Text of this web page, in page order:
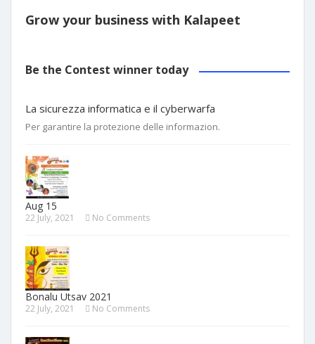
Grow your business with Kalapeet
Be the Contest winner today
La sicurezza informatica e il cyberwarfa
Per garantire la protezione delle informazion.
Aug 15
22 July, 2021 No Comments
Bonalu Utsav 2021
22 July, 2021 No Comments